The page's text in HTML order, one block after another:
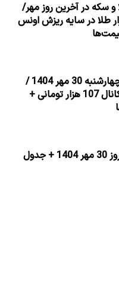
سکه در آخرین روز مهر/
طلا در سایه ریزش اونس
قیمت دلار امروز چهارشنبه 30 مهر 1404 /
ماندگاری دلار در کانال 107 هزار تومانی +